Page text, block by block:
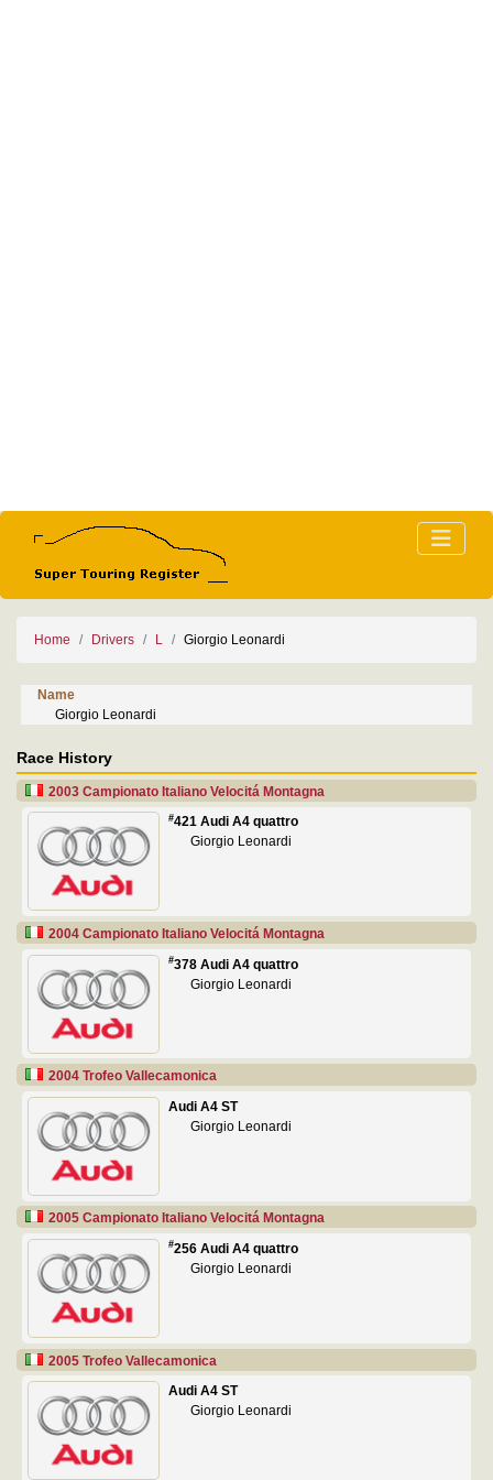
Home Drivers L Giorgio Leonardi
Name
Giorgio Leonardi
Race History
2003 Campionato Italiano Velocitá Montagna
#421 Audi A4 quattro
Giorgio Leonardi
2004 Campionato Italiano Velocitá Montagna
#378 Audi A4 quattro
Giorgio Leonardi
2004 Trofeo Vallecamonica
Audi A4 ST
Giorgio Leonardi
2005 Campionato Italiano Velocitá Montagna
#256 Audi A4 quattro
Giorgio Leonardi
2005 Trofeo Vallecamonica
Audi A4 ST
Giorgio Leonardi